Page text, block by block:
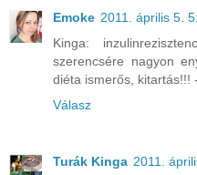
Emoke 2011. április 5.
Kinga:
szerencsére nagyon
diéta ismerős, kitartás!!!
Válasz
Turák Kinga 2011.